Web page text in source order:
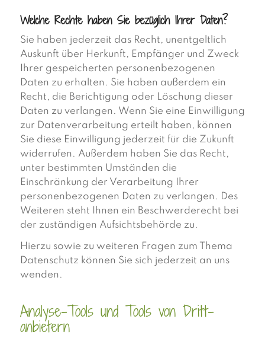
Welche Rechte haben Sie bezüglich Ihrer Daten?
Sie haben jederzeit das Recht, unentgeltlich
Auskunft über Herkunft, Empfänger und Zweck
Ihrer gespeicherten personenbezogenen
Daten zu erhalten. Sie haben außerdem ein
Recht, die Berichtigung oder Löschung dieser
Daten zu verlangen. Wenn Sie eine Einwilligung
zur Datenverarbeitung erteilt haben, können
Sie diese Einwilligung jederzeit für die Zukunft
widerrufen. Außerdem haben Sie das Recht,
unter bestimmten Umständen die
Einschränkung der Verarbeitung Ihrer
personenbezogenen Daten zu verlangen. Des
Weiteren steht Ihnen ein Beschwerderecht bei
der zuständigen Aufsichtsbehörde zu.
Hierzu sowie zu weiteren Fragen zum Thema
Datenschutz können Sie sich jederzeit an uns
wenden.
Analyse-Tools und Tools von Dritt­
anbietern